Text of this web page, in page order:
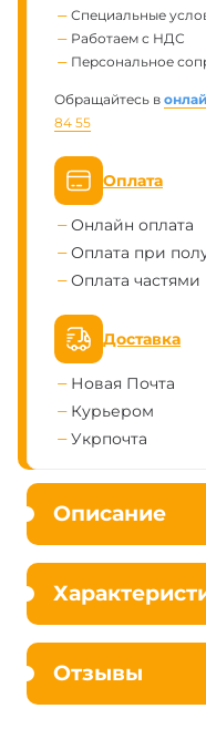
Специальные
Работаем с НДС
Персональное
Обращайтесь в
84 55
Оплата
Онлайн оплата
Оплата при
Оплата частями
Доставка
Новая Почта
Курьером
Укрпочта
Описание
Отзывы